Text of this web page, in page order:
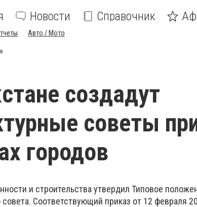
Новости Справочник
Авто / Мото
создадут
советы
городов
и строительства утвердил Типовое
совета. Соответствующий приказ от 12 февраля